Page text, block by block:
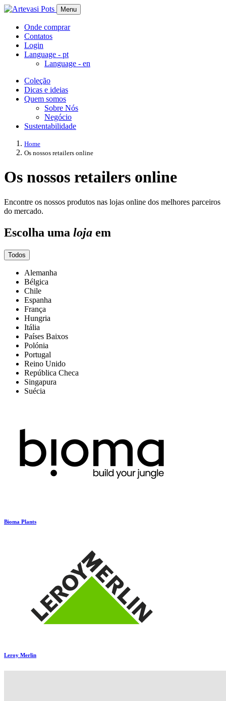
Menu
Onde comprar
Contatos
Login
Language - pt
Language - en
Coleção
Dicas e ideias
Quem somos
Sobre Nós
Negócio
Sustentabilidade
Home
Os nossos retailers online
Os nossos retailers online
Encontre os nossos produtos nas lojas online dos melhores parceiros
do mercado.
Escolha uma loja em
Todos
Alemanha
Bélgica
Chile
Espanha
França
Hungria
Itália
Países Baixos
Polónia
Portugal
Reino Unido
República Checa
Singapura
Suécia
Bioma Plants
Leroy Merlin